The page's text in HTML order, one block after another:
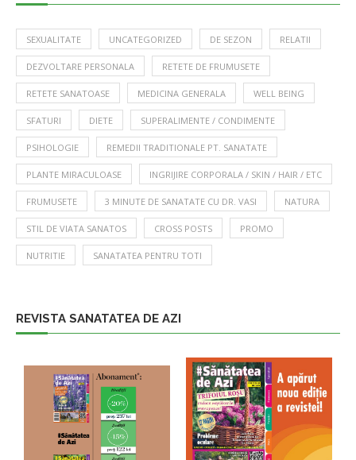
SEXUALITATE UNCATEGORIZED DE SEZON RELATII
DEZVOLTARE PERSONALA RETETE DE FRUMUSETE
RETETE SANATOASE MEDICINA GENERALA WELL BEING
SFATURI DIETE SUPERALIMENTE / CONDIMENTE
PSIHOLOGIE REMEDII TRADITIONALE PT. SANATATE
PLANTE MIRACULOASE INGRIJIRE CORPORALA / SKIN / HAIR / ETC
FRUMUSETE 3 MINUTE DE SANATATE CU DR. VASI NATURA
STIL DE VIATA SANATOS CROSS POSTS PROMO
NUTRITIE SANATATEA PENTRU TOTI
REVISTA SANATATEA DE AZI